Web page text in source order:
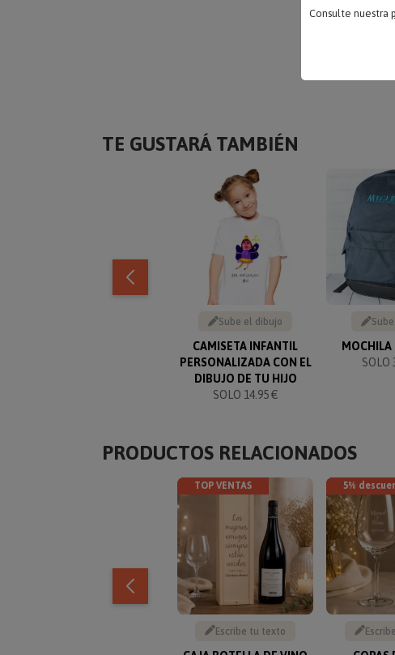
TE GUSTARÁ TAMBIÉN
Sube el dibujo
CAMISETA INFANTIL
PERSONALIZADA CON EL
DIBUJO DE TU HIJO
SOLO 14.95 €
SOLO
PRODUCTOS RELACIONADOS
TOP VENTAS
Escribe tu texto
5%
Consulte nuestra